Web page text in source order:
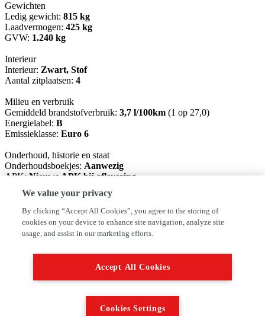
Gewichten
Ledig gewicht: 815 kg
Laadvermogen: 425 kg
GVW: 1.240 kg
Interieur
Interieur: Zwart, Stof
Aantal zitplaatsen: 4
Milieu en verbruik
Gemiddeld brandstofverbruik: 3,7 l/100km (1 op 27,0)
Energielabel: B
Emissieklasse: Euro 6
Onderhoud, historie en staat
Onderhoudsboekjes: Aanwezig
APK:Nieuwe APK bij aflevering
2 (1 handzender)
Financiële informatie
BTW/marge: BTW verrekenbaar voor ondernemers
Auto Sijben Neerkant staat voor meer dan 50 jaar ervaring. Wij
op afspraak kunt U ook buiten onze openingstijden bij ons terecht .
U kunt ons bereiken op 077-4661706, u kunt ook eventueel een
auto af met een afleverbeurt en apk van een half jaar of langer.
We value your privacy
By clicking “Accept All Cookies”, you agree to the storing of
cookies on your device to enhance site navigation, analyze site
usage, and assist in our marketing efforts.
Accept All Cookies
Cookies Settings